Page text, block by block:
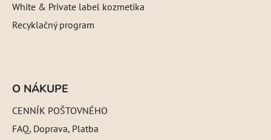
White & Private label kozmetika
Recyklačný program
O NÁKUPE
CENNÍK POŠTOVNÉHO
FAQ, Doprava, Platba